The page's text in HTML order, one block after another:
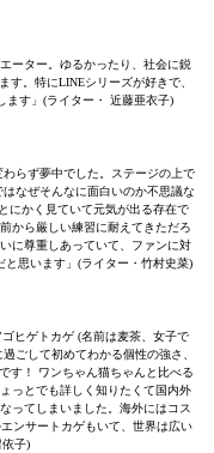
ーター。ゆるかったり、社会に鋭
す。特にLINEシリーズが好きで、
ます」(ライター・ 近藤亜衣子)
わらず夢中でした。ステージの上で
なぜそんなに面白いのか不思議な
にかく見ていて元気が出る存在で
から厳しい練習に耐えてきただろ
に尊重しあっていて、ファンに対
と思います」(ライター・竹村史菜)
ヒゲトカゲ (名前は麦茶、女子で
ごして初めてわかる個性の強さ、
す！ ワンちゃん猫ちゃんと比べる
っとでも詳しく知りたくて国内外
ってしまいました。海外にはコス
ンサートカゲもいて、世界は広い
子)